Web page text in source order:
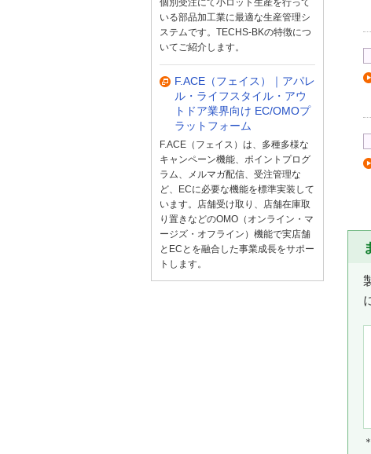
個別受注にて小ロット生産を行って
いる部品加工業に最適な生産管理シ
ステムです。TECHS-BKの特徴につ
いてご紹介します。
F.ACE（フェイス）｜アパレ
ル・ライフスタイル・アウ
トドア業界向け EC/OMOプ
ラットフォーム
F.ACE（フェイス）は、多種多様な
キャンペーン機能、ポイントプログ
ラム、メルマガ配信、受注管理な
ど、ECに必要な機能を標準実装して
います。店舗受け取り、店舗在庫取
り置きなどのOMO（オンライン・マ
ージズ・オフライン）機能で実店舗
とECとを融合した事業成長をサポー
トします。